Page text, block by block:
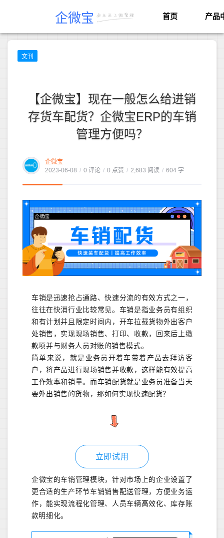
企微宝 首页 产品
文刊
【企微宝】现在一般怎么给进销
存货车配货？企微宝ERP的车销
管理方便吗？
企微宝
2023-06-08 / 0 评论 / 0 点赞 / 2,683 阅读 / 604 字
车销是迅速抢占通路、快速分流的有效方式之一，
往往在快消行业比较常见。车销是指业务员有组织
和有计划并且限定时间内，开车拉载货物外出客户
处销售，实现现场销售、打印、收款，回来后上缴
款项并与财务人员对账的销售模式。
简单来说，就是业务员开着车带着产品去拜访客
户，将产品进行现场销售并收款，这样能有效提高
工作效率和销量。而车销配货就是业务员准备当天
要外出销售的货物，那如何实现快速配货？
立即试用
企微宝的车销管理模块，针对市场上的企业设置了
更合适的生产环节车销销售配送管理，方便业务运
作，能实现流程化管理、人员车辆高效化、库存账
款明细化。